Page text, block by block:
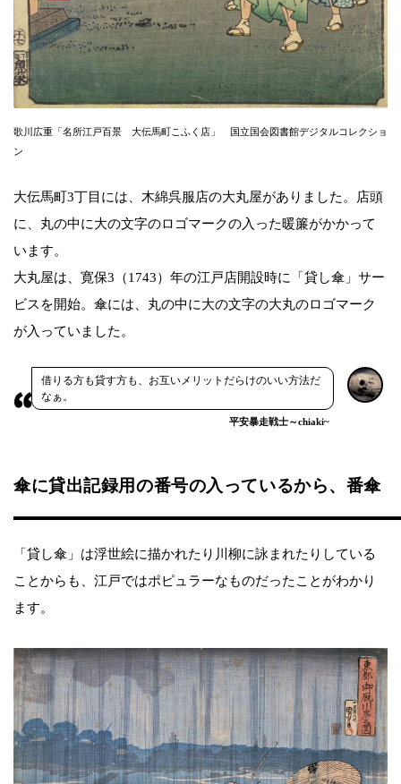
歌川広重「名所江戸百景 大伝馬町こふく店」 国立国会図書館デジタルコレクショ
ン
大伝馬町3丁目には、木綿呉服店の大丸屋がありました。店頭
に、丸の中に大の文字のロゴマークの入った暖簾がかかって
います。
大丸屋は、寛保3（1743）年の江戸店開設時に「貸し傘」サー
ビスを開始。傘には、丸の中に大の文字の大丸のロゴマーク
が入っていました。
借りる方も貸す方も、お互いメリットだらけのいい方法だ
なぁ。
平安暴走戦士～chiaki~
傘に貸出記録用の番号の入っているから、番傘
「貸し傘」は浮世絵に描かれたり川柳に詠まれたりしている
ことからも、江戸ではポピュラーなものだったことがわかり
ます。